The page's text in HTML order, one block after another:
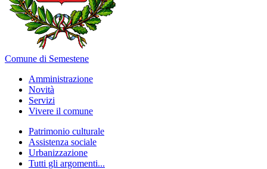
Comune di Semestene
Amministrazione
Novità
Servizi
Vivere il comune
Patrimonio culturale
Assistenza sociale
Urbanizzazione
Tutti gli argomenti...